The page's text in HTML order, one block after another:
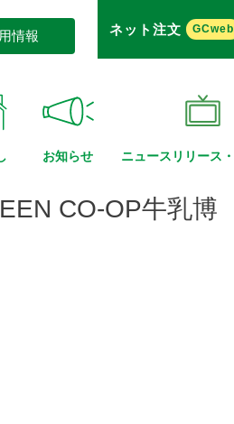
情報
お知らせ ニュースリリース・
ネット注文 GCweb
CO-OP牛乳博